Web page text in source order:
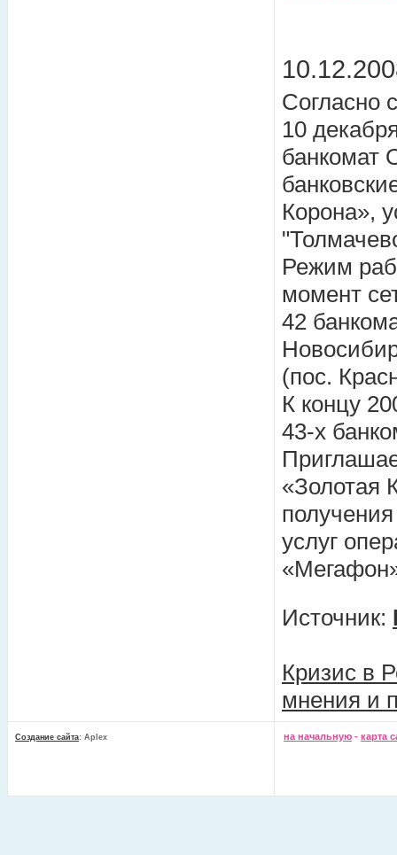
Согласно
10
банкомат
Корона»,
Режим
момент
42
(пос.
К концу
43-х
«Золотая
услуг
Источник:
Кризис в
мнения и
Создание сайта: Aplex на начальную - карта